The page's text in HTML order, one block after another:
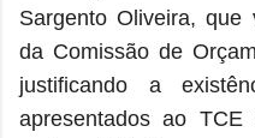
Sargento Oliveira, que
da Comissão de
justificando a
apresentados ao